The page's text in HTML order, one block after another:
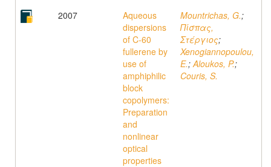
2007
Aqueous
dispersions
of C-60
fullerene by
use of
amphiphilic
block
copolymers:
Preparation
and
nonlinear
optical
properties
Mountrichas, G.;
Πίσπας,
Στέργιος;
Xenogiannopoulou,
E.;Aloukos, P.;
Couris, S.